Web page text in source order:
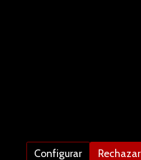
Configurar Rechazar